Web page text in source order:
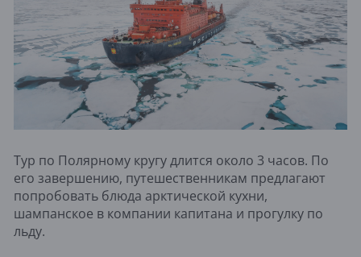
Тур по Полярному кругу длится около 3 часов. По
его завершению, путешественникам предлагают
попробовать блюда арктической кухни,
шампанское в компании капитана и прогулку по
льду.